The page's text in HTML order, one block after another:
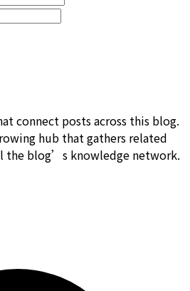
connect posts across this blog.
hub that gathers related
the blog’s knowledge network.